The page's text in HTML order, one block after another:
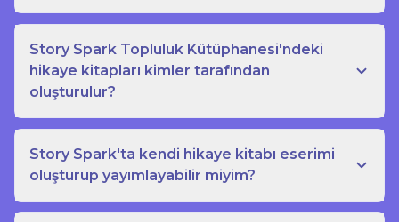
Story Spark Topluluk Kütüphanesi'ndeki
hikaye kitapları kimler tarafından
oluşturulur?
Story Spark'ta kendi hikaye kitabı eserimi
oluşturup yayımlayabilir miyim?